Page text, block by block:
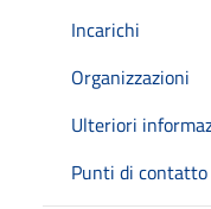
Incarichi
Organizzazioni
Ulteriori
Punti di contatto